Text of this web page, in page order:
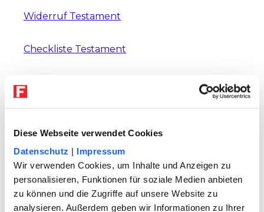
Diese Webseite verwendet Cookies
Datenschutz | Impressum
Wir verwenden Cookies, um Inhalte und Anzeigen zu
personalisieren, Funktionen für soziale Medien anbieten
zu können und die Zugriffe auf unsere Website zu
analysieren. Außerdem geben wir Informationen zu Ihrer
Widerruf Testament
Checkliste Testament
Einfaches Testament mit Enterbung und
Pflichtteilsentzug
Das große Vorlagen-Paket Testamente
Erbschaftsvollmacht
User suchten auch nach
folgenden Themen